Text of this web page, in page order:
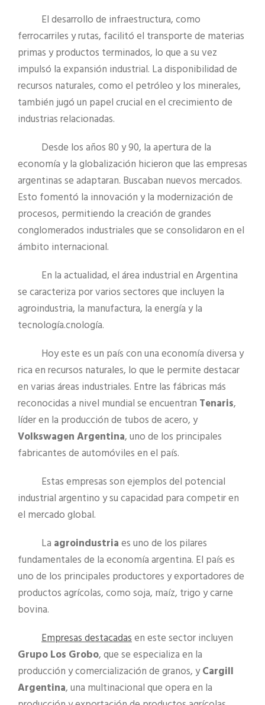
El desarrollo de infraestructura, como
ferrocarriles y rutas, facilitó el transporte de materias
primas y productos terminados, lo que a su vez
impulsó la expansión industrial. La disponibilidad de
recursos naturales, como el petróleo y los minerales,
también jugó un papel crucial en el crecimiento de
industrias relacionadas.
Desde los años 80 y 90, la apertura de la
economía y la globalización hicieron que las empresas
argentinas se adaptaran. Buscaban nuevos mercados.
Esto fomentó la innovación y la modernización de
procesos, permitiendo la creación de grandes
conglomerados industriales que se consolidaron en el
ámbito internacional.
En la actualidad, el área industrial en Argentina
se caracteriza por varios sectores que incluyen la
agroindustria, la manufactura, la energía y la
tecnología.cnología.
Hoy este es un país con una economía diversa y
rica en recursos naturales, lo que le permite destacar
en varias áreas industriales. Entre las fábricas más
reconocidas a nivel mundial se encuentran Tenaris,
líder en la producción de tubos de acero, y
Volkswagen Argentina, uno de los principales
fabricantes de automóviles en el país.
Estas empresas son ejemplos del potencial
industrial argentino y su capacidad para competir en
el mercado global.
La agroindustriaes uno de los pilares
fundamentales de la economía argentina. El país es
uno de los principales productores y exportadores de
productos agrícolas, como soja, maíz, trigo y carne
bovina.
Empresas destacadasen este sector incluyen
Grupo Los Grobo, que se especializa en la
producción y comercialización de granos, yCargill
Argentina, una multinacional que opera en la